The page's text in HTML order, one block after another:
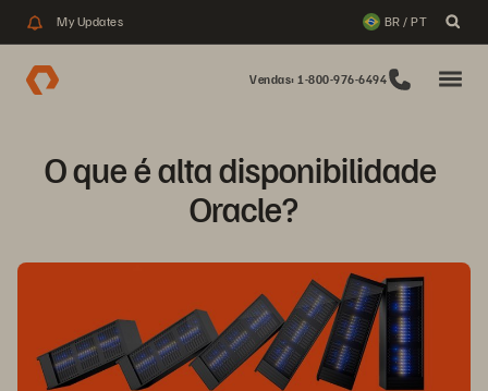
My Updates BR / PT
Vendas: 1-800-976-6494
O que é alta disponibilidade
Oracle?